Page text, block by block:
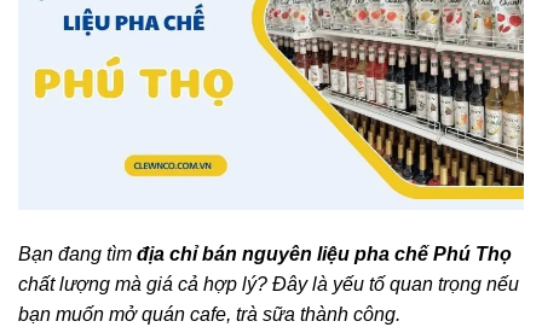
Bạn đang tìm địa chỉ bán nguyên liệu pha chế Phú Thọ
chất lượng mà giá cả hợp lý? Đây là yếu tố quan trọng nếu
bạn muốn mở quán cafe, trà sữa thành công.